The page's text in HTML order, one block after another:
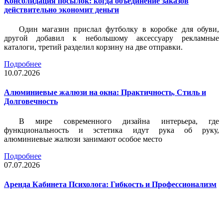
действительно экономит деньги
Один магазин прислал футболку в коробке для обуви,
другой добавил к небольшому аксессуару рекламные
каталоги, третий разделил корзину на две отправки.
Подробнее
10.07.2026
Алюминиевые жалюзи на окна: Практичность, Стиль и
Долговечность
В мире современного дизайна интерьера, где
функциональность и эстетика идут рука об руку,
алюминиевые жалюзи занимают особое место
Подробнее
07.07.2026
Аренда Кабинета Психолога: Гибкость и Профессионализм